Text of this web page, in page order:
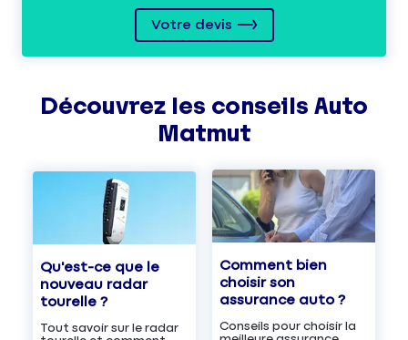
Votre devis
Découvrez les conseils Auto
Matmut
Qu'est-ce que le
nouveau radar
tourelle ?
Tout savoir sur le radar
Comment bien
choisir son
assurance auto ?
Conseils pour choisir la